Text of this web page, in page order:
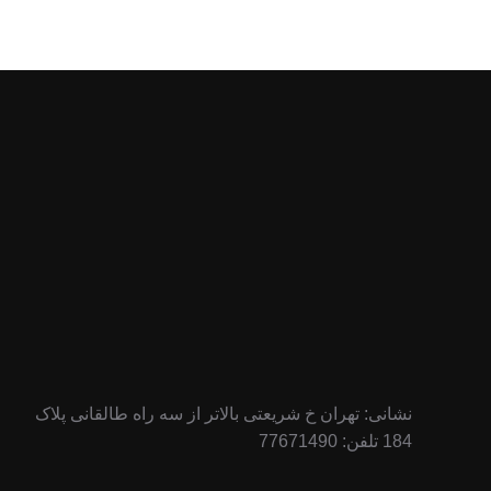
نشانی: تهران خ شریعتی بالاتر از سه راه طالقانی پلاک
184 تلفن: 77671490